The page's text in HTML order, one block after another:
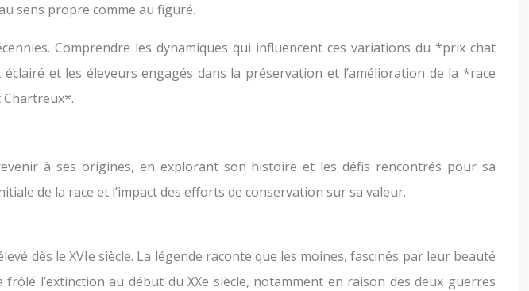
sens propre comme au figuré.
Comprendre les dynamiques qui influencent ces variations du *prix chat
et les éleveurs engagés dans la préservation et l’amélioration de la *race
Chartreux*.
à ses origines, en explorant son histoire et les défis rencontrés pour sa
de la race et l’impact des efforts de conservation sur sa valeur.
dès le XVIe siècle. La légende raconte que les moines, fascinés par leur beauté
l’extinction au début du XXe siècle, notamment en raison des deux guerres